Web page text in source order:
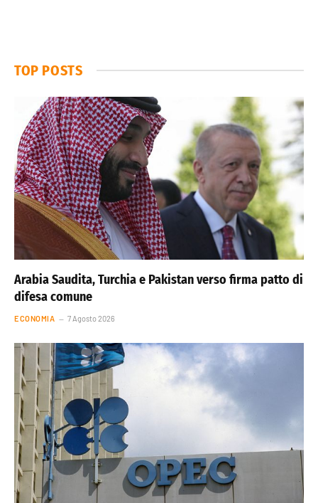
TOP POSTS
Arabia Saudita, Turchia e Pakistan verso firma patto di
difesa comune
ECONOMIA 7 Agosto 2026